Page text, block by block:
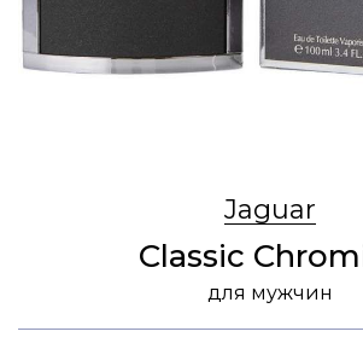
Jaguar
Classic
для мужчин